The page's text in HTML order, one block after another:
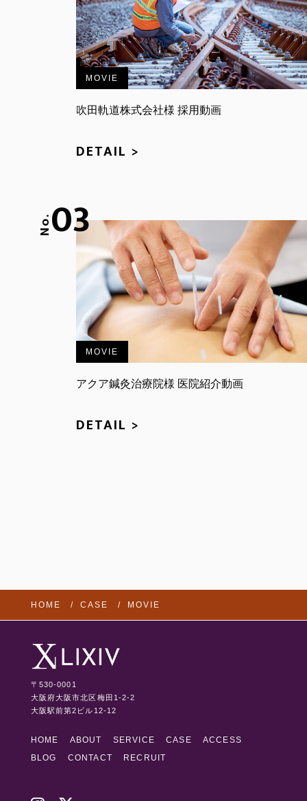
MOVIE
吹田軌道株式会社様 採用動画
DETAIL >
No.03
MOVIE
アクア鍼灸治療院様 医院紹介動画
DETAIL >
HOME CASE MOVIE
〒530-0001
大阪府大阪市北区梅田1-2-2
大阪駅前第2ビル12-12
HOME ABOUT SERVICE CASE
ACCESS
BLOG
CONTACT RECRUIT